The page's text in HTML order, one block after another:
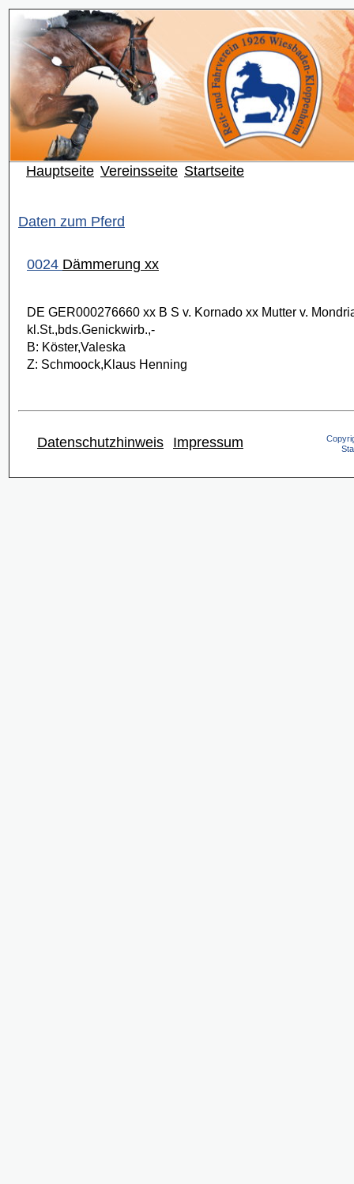
Hauptseite Vereinsseite Startseite
Daten zum Pferd
0024 Dämmerung xx
DE GER000276660 xx B S v. Kornado xx Mutter v.
kl.St.,bds.Genickwirb.,-
B: Köster,Valeska
Z: Schmoock,Klaus Henning
Datenschutzhinweis Impressum